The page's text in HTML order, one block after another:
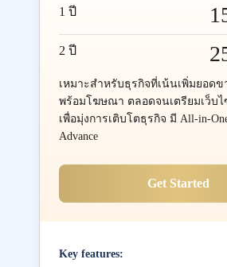
1 ปี
2 ปี
เหมาะสำหรับธุรกิจที่เน้นเพิ่มยอด
พร้อมโฆษณา ตลอดจนเตรียมเว็บไ
เพื่อมุ่งการเติบโตธุรกิจ มี All-in-
Advance
Get Started
Key features: